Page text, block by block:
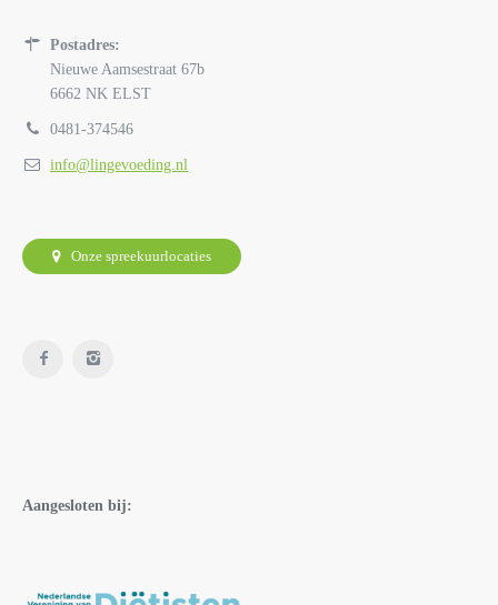
Postadres:
Nieuwe Aamsestraat 67b
6662 NK ELST
0481-374546
info@lingevoeding.nl
Onze spreekuurlocaties
Aangesloten bij: